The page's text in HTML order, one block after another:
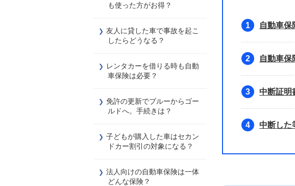
も使った方がお得？
友人に貸した車で事故を起こ
したらどうなる？
レンタカーを借りる時も自動
車保険は必要？
免許の更新でブルーからゴー
ルドへ。手続きは？
子どもが購入した車はセカン
ドカー割引の対象になる？
法人向けの自動車保険は一体
どんな保険？
1 自動車保
2 自動車保
3 中断証明
4 中断した